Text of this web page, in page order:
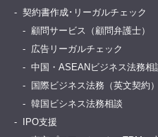
契約書作成･リーガルチェック
顧問サービス（顧問弁護士）
広告リーガルチェック
中国・ASEANビジネス法務相
国際ビジネス法務（英文契約）
韓国ビシネス法務相談
IPO支援